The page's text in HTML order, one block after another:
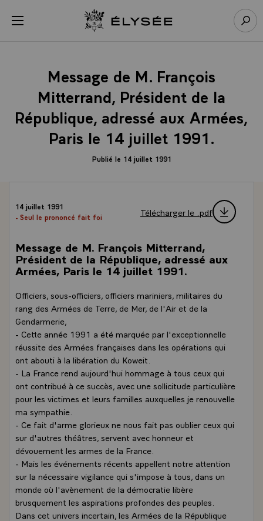
menu Retour à l’accueil Élysée
Message de M. François
Mitterrand, Président de la
République, adressé aux Armées,
Paris le 14 juillet 1991.
Publié le 14 juillet 1991
14 juillet 1991
- Seul le prononcé fait foi
Télécharger le .pdf
Message de M. François Mitterrand,
Président de la République, adressé aux
Armées, Paris le 14 juillet 1991.
Officiers, sous-officiers, officiers mariniers, militaires du
rang des Armées de Terre, de Mer, de l'Air et de la
Gendarmerie,
- Cette année 1991 a été marquée par l'exceptionnelle
réussite des Armées françaises dans les opérations qui
ont abouti à la libération du Koweit.
- La France rend aujourd'hui hommage à tous ceux qui
ont contribué à ce succès, avec une sollicitude particulière
pour les victimes et leurs familles auxquelles je renouvelle
ma sympathie.
- Ce fait d'arme glorieux ne nous fait pas oublier ceux qui
sur d'autres théâtres, servent avec honneur et
dévouement les armes de la France.
- Mais les événements récents appellent notre attention
sur la nécessaire vigilance qui s'impose à tous, dans un
monde où l'avènement de la démocratie libère
brusquement les aspirations profondes des peuples.
Dans cet univers incertain, les Armées de la République
Panneau de gestion des cookies